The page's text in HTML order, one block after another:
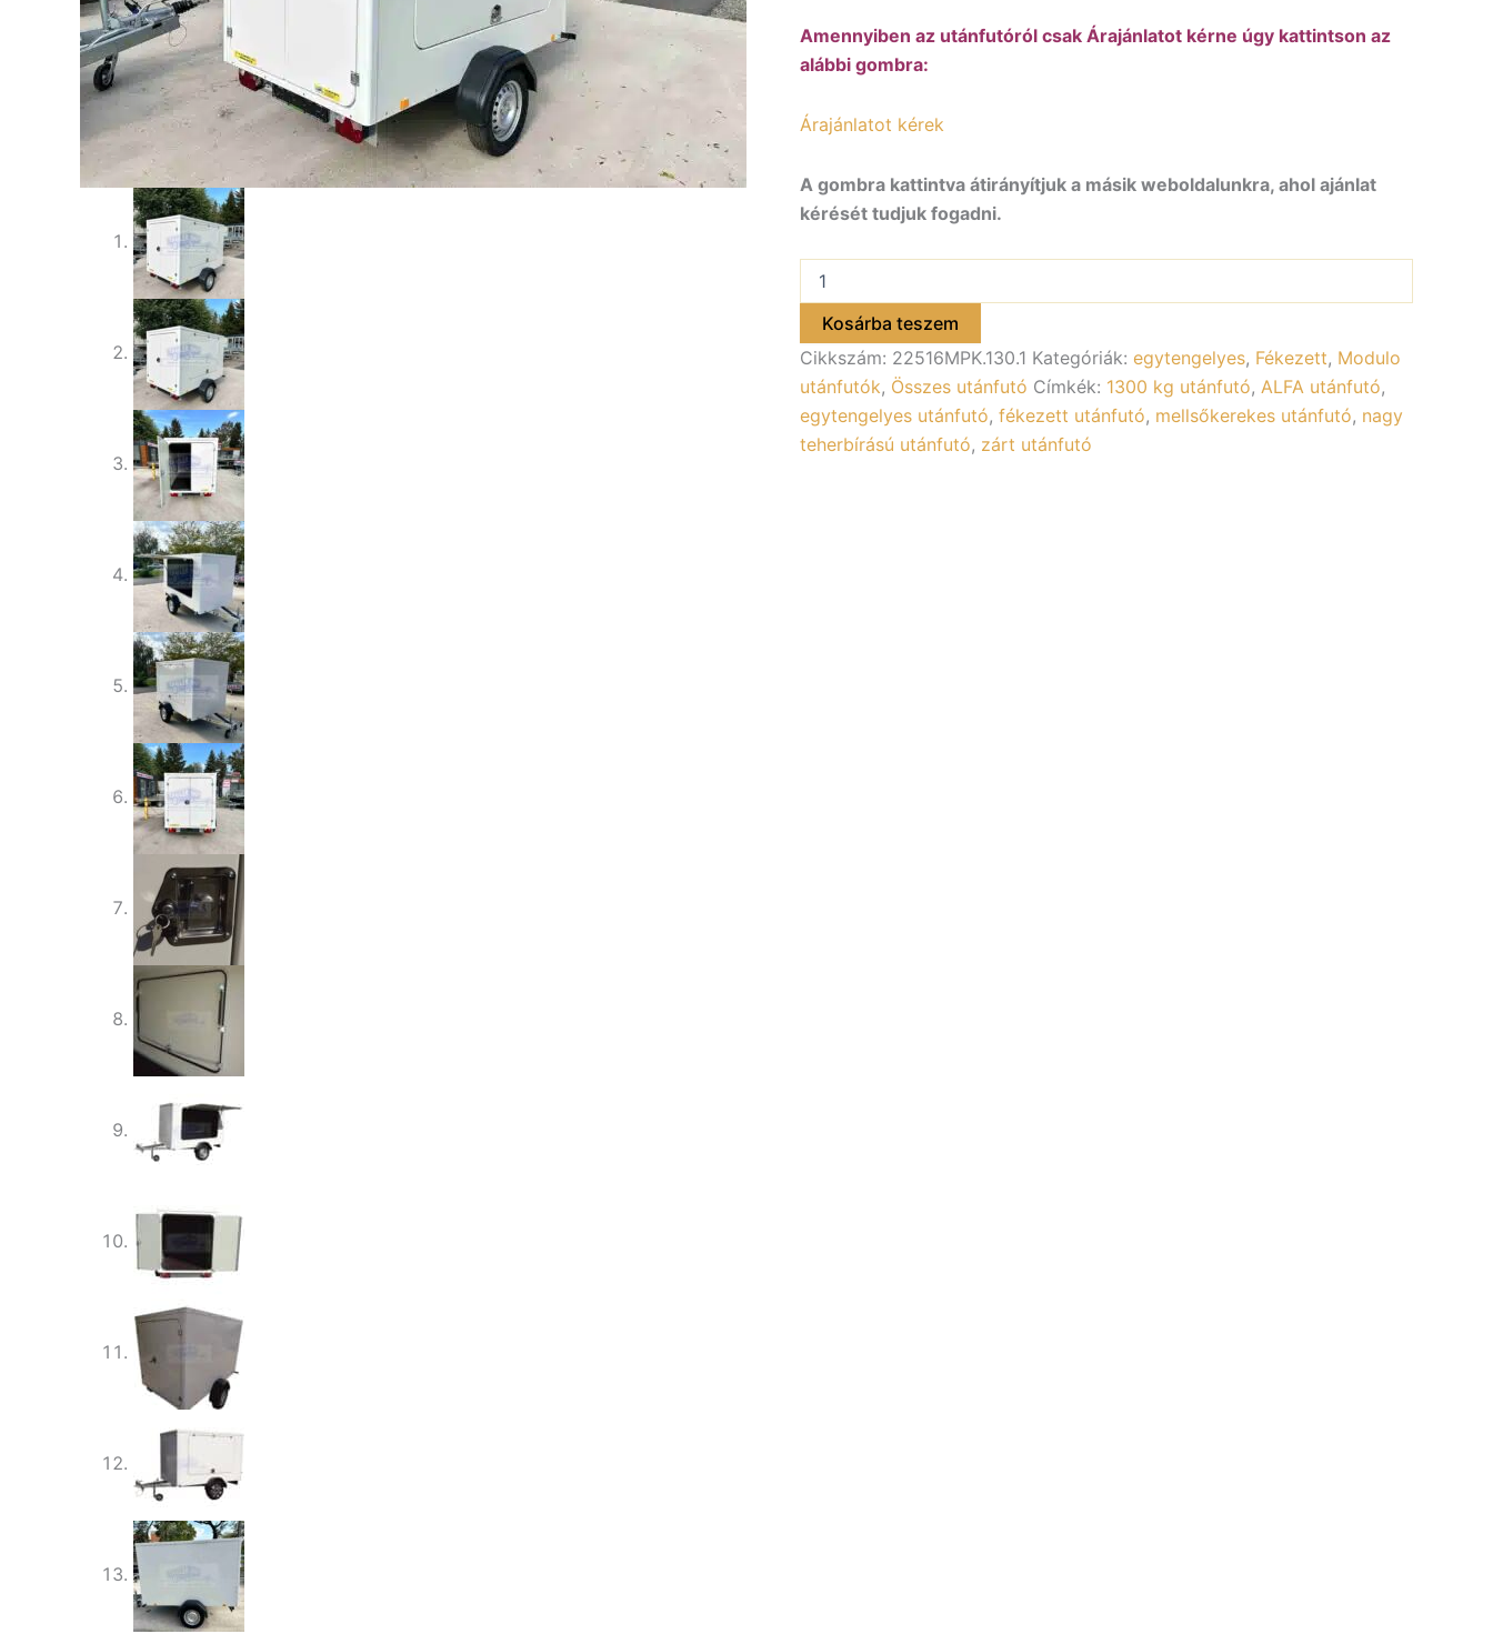
Amennyiben az utánfutóról csak Árajánlatot kérne úgy kattintson az
alábbi gombra:
Árajánlatot kérek
A gombra kattintva átirányítjuk a másik weboldalunkra, ahol ajánlat
kérését tudjuk fogadni.
Modulo
22516MPK.130.1
egytengelyes
fékezett
utánfutó,
2
Kosárba teszem
Cikkszám: 22516MPK.130.1 Kategóriák: egytengelyes, Fékezett, Modulo
utánfutók, Összes utánfutó Címkék: 1300 kg utánfutó, ALFA utánfutó,
egytengelyes utánfutó, fékezett utánfutó, mellsőkerekes utánfutó, nagy
teherbírású utánfutó, zárt utánfutó